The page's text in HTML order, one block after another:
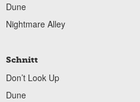
Dune
Nightmare Alley
Schnitt
Don’t Look Up
Dune